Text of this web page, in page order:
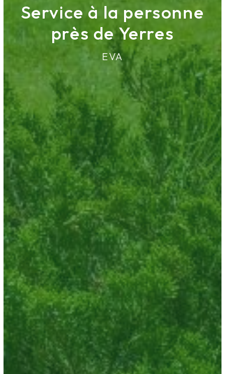
Service à la personne
près de Yerres
EVA